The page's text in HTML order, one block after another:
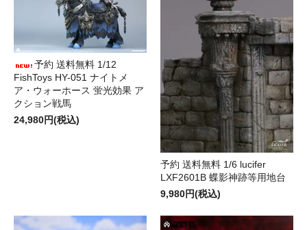
予約 送料無料 1/12
FishToys HY-051 ナイトメ
ア・ウォーホース 蛍光効果 ア
クション戦馬
24,980円(税込)
予約 送料無料 1/6 lucifer
LXF2601B 蝶影神跡等用地台
9,980円(税込)